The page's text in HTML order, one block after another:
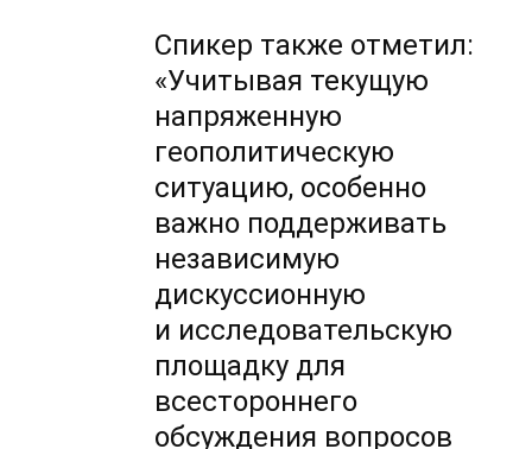
Спикер также отметил:
«Учитывая текущую
напряженную
геополитическую
ситуацию, особенно
важно поддерживать
независимую
дискуссионную
и исследовательскую
площадку для
всестороннего
обсуждения вопросов